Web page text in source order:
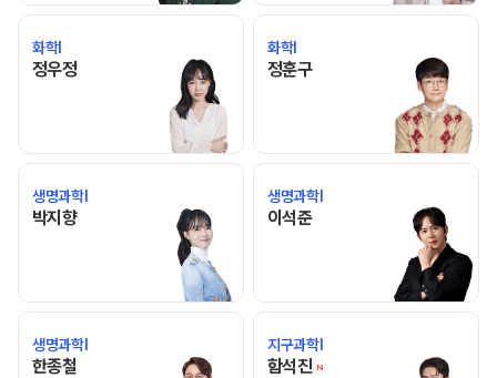
화학I
정우정정우정 선생님 홈 바로가기
화학I
정훈구정훈구 선생님 홈 바로가기
생명과학I
박지향박지향 선생님 홈 바로가기
생명과학I
이석준이석준 선생님 홈 바로가기
생명과학I
한종철 한종철 선생님 홈 바로가기
지구과학I
함석진 N 함석진 선생님 홈 바로